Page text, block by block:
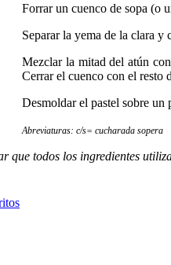
Forrar un cuenco de sopa (o
Separar la yema de la clara y
Mezclar la mitad del atún
Cerrar el cuenco con el resto
Desmoldar el pastel sobre
Abreviaturas: c/s= cucharada sopera
que todos los ingredientes